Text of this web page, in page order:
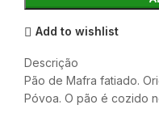
Add to wishlist
Descrição
Pão de Mafra fatiado.
Póvoa. O pão é cozido